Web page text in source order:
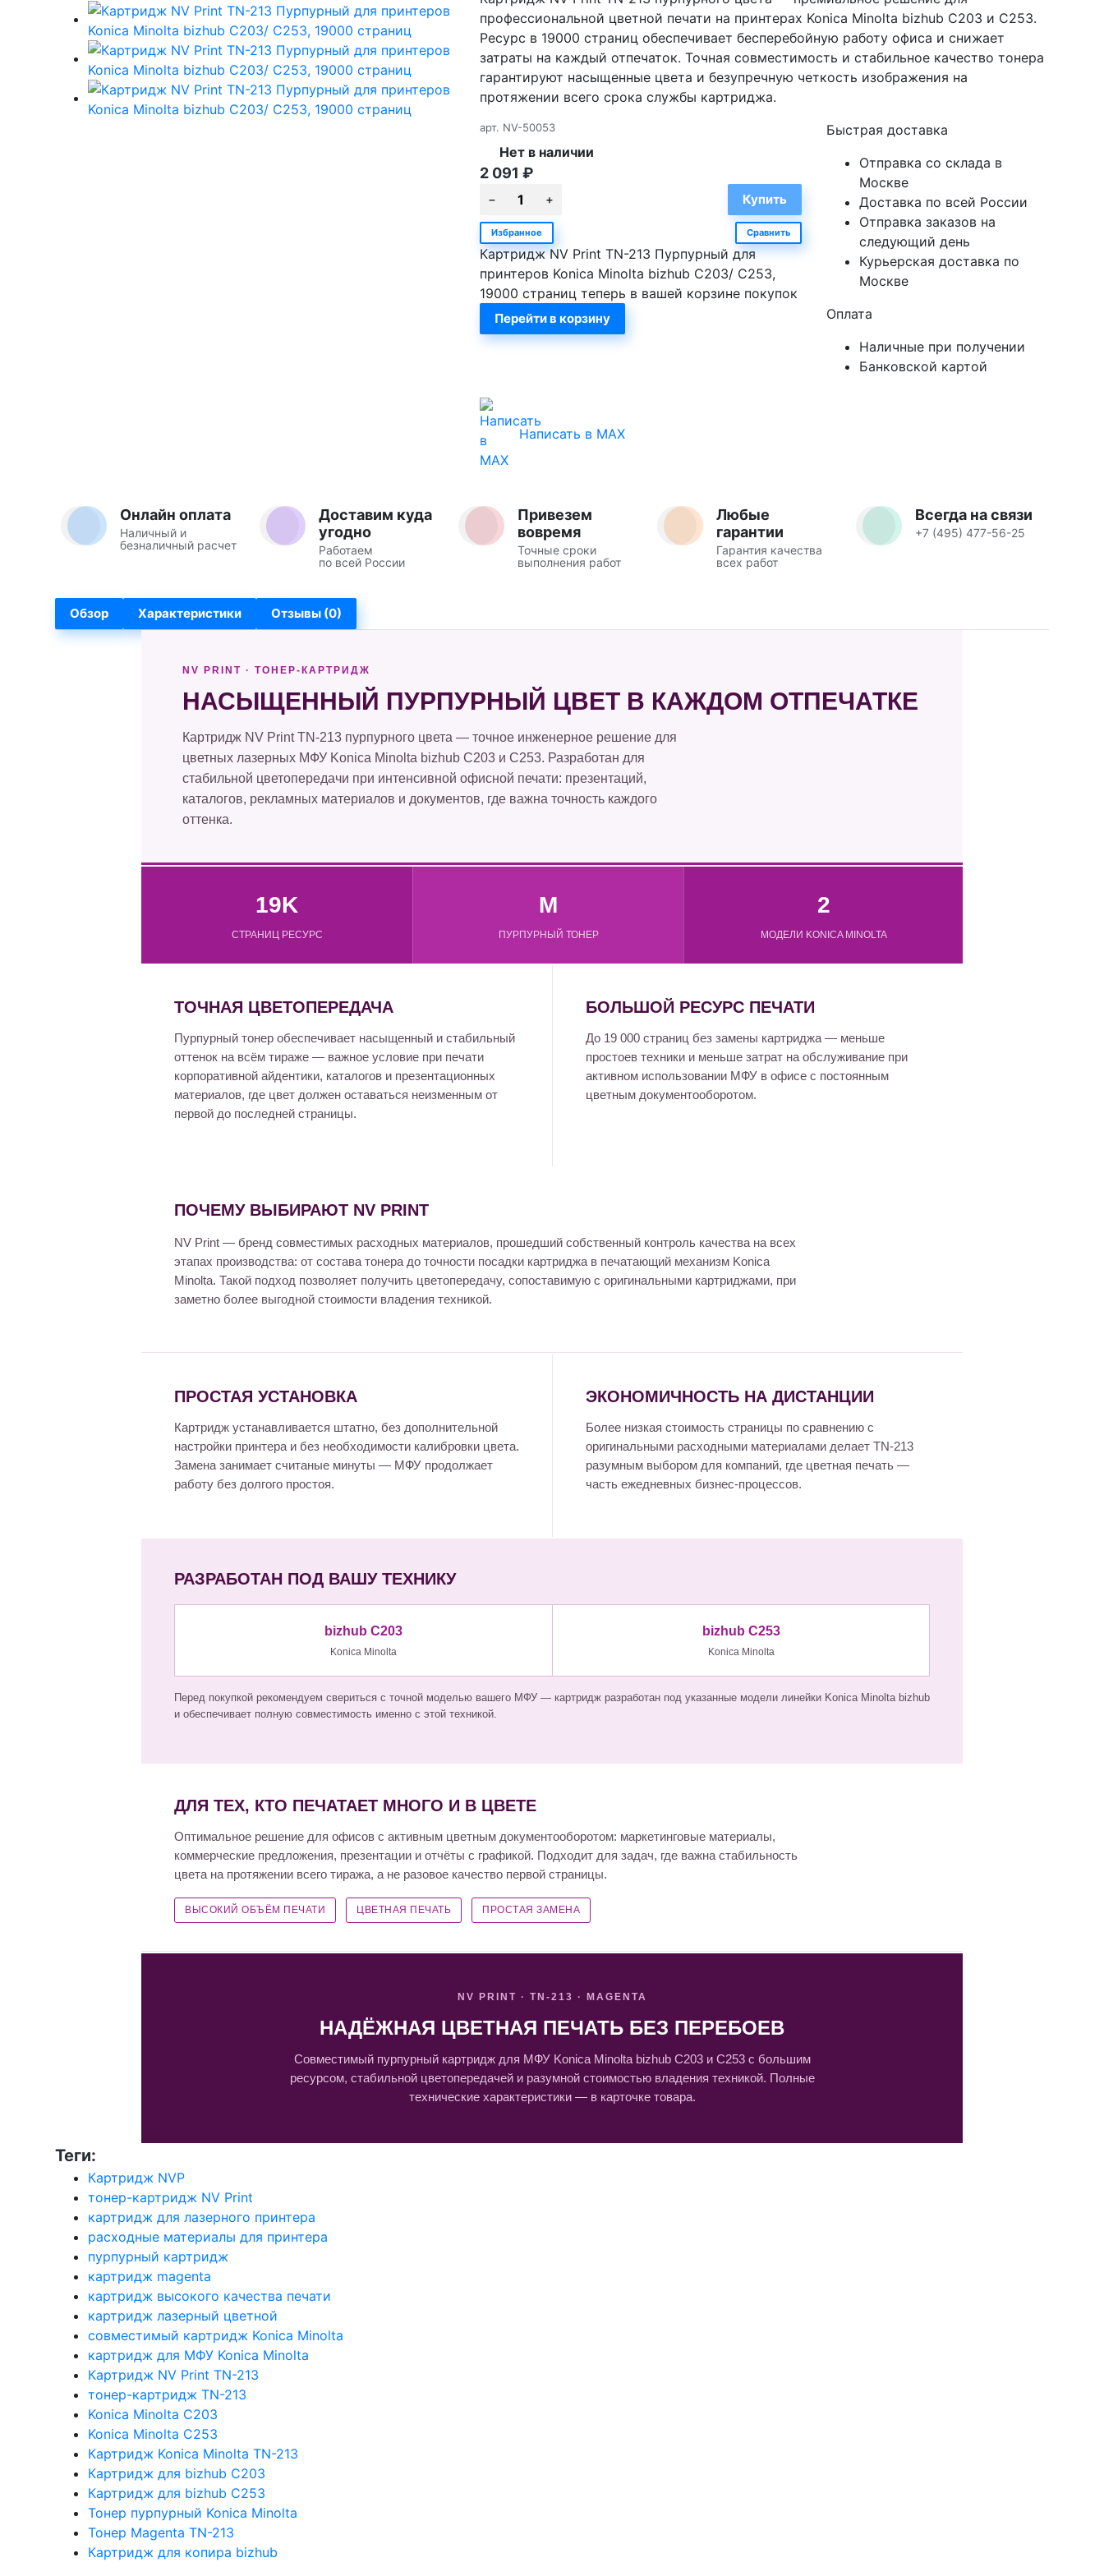
профессиональной цветной печати на принтерах Konica Minolta bizhub C203 и C253.
Ресурс в 19000 страниц обеспечивает бесперебойную работу офиса и снижает
затраты на каждый отпечаток. Точная совместимость и стабильное качество тонера
гарантируют насыщенные цвета и безупречную четкость изображения на
протяжении всего срока службы картриджа.
арт. NV-50053
Нет в наличии
2 091 ₽
Избранное Сравнить
Картридж NV Print TN-213 Пурпурный для
принтеров Konica Minolta bizhub C203/ C253,
19000 страниц теперь в вашей корзине покупок
Перейти в корзину
Быстрая доставка
Отправка со склада в
Москве
Доставка по всей России
Отправка заказов на
следующий день
Курьерская доставка по
Москве
Оплата
Наличные при получении
Банковской картой
Написать в MAX
Онлайн оплата
Наличный и
безналичный расчет
Доставим куда
угодно
Работаем
по всей России
Привезем
вовремя
Точные сроки
выполнения работ
Любые
гарантии
Гарантия качества
всех работ
Всегда на связи
+7 (495) 477-56-25
Обзор Характеристики Отзывы (0)
NV PRINT · ТОНЕР-КАРТРИДЖ
НАСЫЩЕННЫЙ ПУРПУРНЫЙ ЦВЕТ В КАЖДОМ ОТПЕЧАТКЕ
Картридж NV Print TN-213 пурпурного цвета — точное инженерное решение для
цветных лазерных МФУ Konica Minolta bizhub C203 и C253. Разработан для
стабильной цветопередачи при интенсивной офисной печати: презентаций,
каталогов, рекламных материалов и документов, где важна точность каждого
оттенка.
19K
СТРАНИЦ РЕСУРС
M
ПУРПУРНЫЙ ТОНЕР
2
МОДЕЛИ KONICA MINOLTA
ТОЧНАЯ ЦВЕТОПЕРЕДАЧА
Пурпурный тонер обеспечивает насыщенный и стабильный
оттенок на всём тираже — важное условие при печати
корпоративной айдентики, каталогов и презентационных
материалов, где цвет должен оставаться неизменным от
первой до последней страницы.
БОЛЬШОЙ РЕСУРС ПЕЧАТИ
До 19 000 страниц без замены картриджа — меньше
простоев техники и меньше затрат на обслуживание при
активном использовании МФУ в офисе с постоянным
цветным документооборотом.
ПОЧЕМУ ВЫБИРАЮТ NV PRINT
NV Print — бренд совместимых расходных материалов, прошедший собственный контроль качества на всех
этапах производства: от состава тонера до точности посадки картриджа в печатающий механизм Konica
Minolta. Такой подход позволяет получить цветопередачу, сопоставимую с оригинальными картриджами, при
заметно более выгодной стоимости владения техникой.
ПРОСТАЯ УСТАНОВКА
Картридж устанавливается штатно, без дополнительной
настройки принтера и без необходимости калибровки цвета.
Замена занимает считаные минуты — МФУ продолжает
работу без долгого простоя.
ЭКОНОМИЧНОСТЬ НА ДИСТАНЦИИ
Более низкая стоимость страницы по сравнению с
оригинальными расходными материалами делает TN-213
разумным выбором для компаний, где цветная печать —
часть ежедневных бизнес-процессов.
РАЗРАБОТАН ПОД ВАШУ ТЕХНИКУ
bizhub C203
Konica Minolta
bizhub C253
Konica Minolta
Перед покупкой рекомендуем свериться с точной моделью вашего МФУ — картридж разработан под указанные модели линейки Konica Minolta bizhub
и обеспечивает полную совместимость именно с этой техникой.
ДЛЯ ТЕХ, КТО ПЕЧАТАЕТ МНОГО И В ЦВЕТЕ
Оптимальное решение для офисов с активным цветным документооборотом: маркетинговые материалы,
коммерческие предложения, презентации и отчёты с графикой. Подходит для задач, где важна стабильность
цвета на протяжении всего тиража, а не разовое качество первой страницы.
ВЫСОКИЙ ОБЪЁМ ПЕЧАТИ ЦВЕТНАЯ ПЕЧАТЬ ПРОСТАЯ ЗАМЕНА
NV PRINT · TN-213 · MAGENTA
НАДЁЖНАЯ ЦВЕТНАЯ ПЕЧАТЬ БЕЗ ПЕРЕБОЕВ
Совместимый пурпурный картридж для МФУ Konica Minolta bizhub C203 и C253 с большим
ресурсом, стабильной цветопередачей и разумной стоимостью владения техникой. Полные
технические характеристики — в карточке товара.
Теги:
Картридж NVP
тонер-картридж NV Print
картридж для лазерного принтера
расходные материалы для принтера
пурпурный картридж
картридж magenta
картридж высокого качества печати
картридж лазерный цветной
совместимый картридж Konica Minolta
картридж для МФУ Konica Minolta
Картридж NV Print TN-213
тонер-картридж TN-213
Konica Minolta C203
Konica Minolta C253
Картридж Konica Minolta TN-213
Картридж для bizhub C203
Картридж для bizhub C253
Тонер пурпурный Konica Minolta
Тонер Magenta TN-213
Картридж для копира bizhub